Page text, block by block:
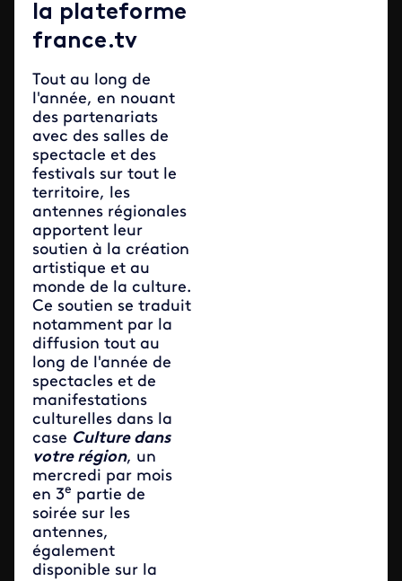
la plateforme
france.tv
Tout au long de
l'année, en nouant
des partenariats
avec des salles de
spectacle et des
festivals sur tout le
territoire, les
antennes régionales
apportent leur
soutien à la création
artistique et au
monde de la culture.
Ce soutien se traduit
notamment par la
diffusion tout au
long de l'année de
spectacles et de
manifestations
culturelles dans la
case Culture dans
votre région, un
mercredi par mois
en 3e partie de
soirée sur les
antennes,
également
disponible sur la